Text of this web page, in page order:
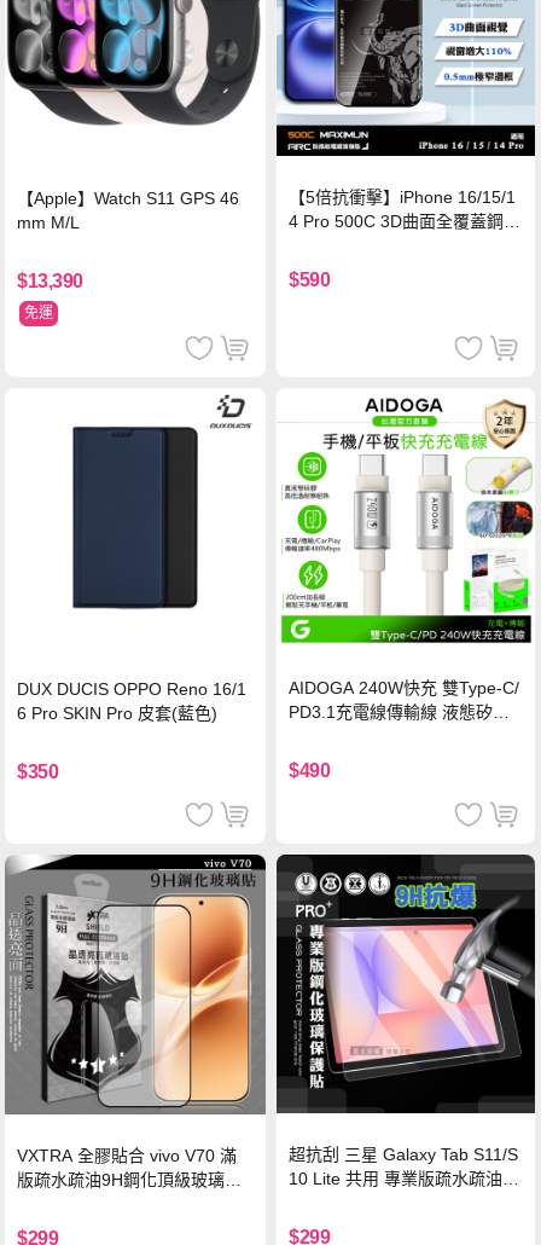
【Apple】Watch S11 GPS 46
mm M/L
$13,390
免運
【5倍抗衝擊】iPhone 16/15/1
4 Pro 500C 3D曲面全覆蓋鋼化
保護貼
$590
DUX DUCIS OPPO Reno 16/1
6 Pro SKIN Pro 皮套(藍色)
$350
AIDOGA 240W快充 雙Type-C/
PD3.1充電線傳輸線 液態矽膠
機/平板/筆電
$490
VXTRA 全膠貼合 vivo V70 滿
版疏水疏油9H鋼化頂級玻璃貼
$299
超抗刮 三星 Galaxy Tab S11/S
10 Lite 共用 專業版疏水疏油9
$299